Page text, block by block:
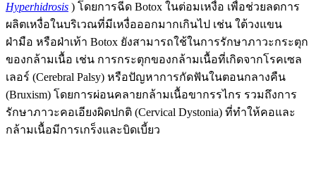
Hyperhidrosis ) โดยการฉีด Botox ในต่อมเหงื่อ เพื่อช่วยลดการ
ผลิตเหงื่อในบริเวณที่มีเหงื่อออกมากเกินไป เช่น ใต้วงแขน
ฝ่ามือ หรือฝ่าเท้า Botox ยังสามารถใช้ในการรักษาภาวะกระตุก
ของกล้ามเนื้อ เช่น การกระตุกของกล้ามเนื้อที่เกิดจากโรคเซล
เลอร์ (Cerebral Palsy) หรือปัญหาการกัดฟันในตอนกลางคืน
(Bruxism) โดยการผ่อนคลายกล้ามเนื้อขากรรไกร รวมถึงการ
รักษาภาวะคอเอียงผิดปกติ (Cervical Dystonia) ที่ทำให้คอและ
กล้ามเนื้อมีการเกร็งและบิดเบี้ยว